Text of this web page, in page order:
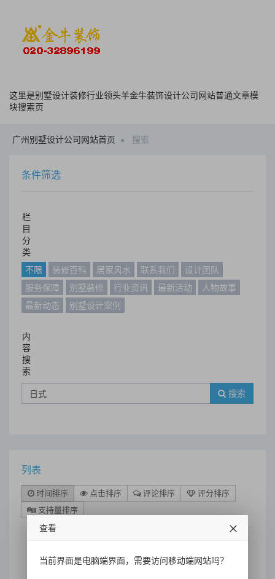
这里是别墅设计装修行业领头羊金牛装饰设计公司网站普通文章模
块搜索页
广州别墅设计公司网站首页 搜索
条件筛选
栏
目
分
类
不限
装修百科 居家风水 联系我们
设计团队
服务保障
别墅装修 行业资讯 最新活动
人物故事
最新动态
别墅设计案例
内
容
搜
索
搜索
列表
时间排序 点击排序 评论排序
评分排序
支持量排序
日式现代简约装修技巧有哪些?
查看
当前界面是电脑端界面，需要访问移动端网站吗？